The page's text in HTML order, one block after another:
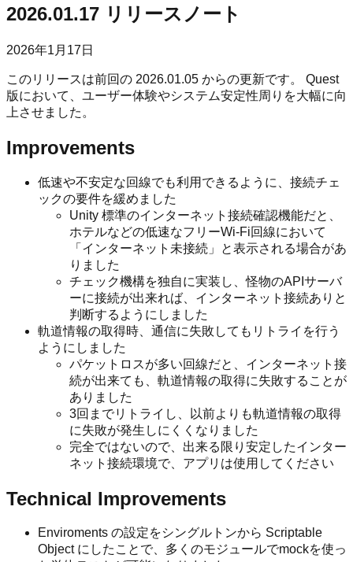
2026.01.17 リリースノート
2026年1月17日
このリリースは前回の 2026.01.05 からの更新です。 Quest
版において、ユーザー体験やシステム安定性周りを大幅に向
上させました。
Improvements
低速や不安定な回線でも利用できるように、接続チェ
ックの要件を緩めました
Unity 標準のインターネット接続確認機能だと、
ホテルなどの低速なフリーWi-Fi回線において
「インターネット未接続」と表示される場合があ
りました
チェック機構を独自に実装し、怪物のAPIサーバ
ーに接続が出来れば、インターネット接続ありと
判断するようにしました
軌道情報の取得時、通信に失敗してもリトライを行う
ようにしました
パケットロスが多い回線だと、インターネット接
続が出来ても、軌道情報の取得に失敗することが
ありました
3回までリトライし、以前よりも軌道情報の取得
に失敗が発生しにくくなりました
完全ではないので、出来る限り安定したインター
ネット接続環境で、アプリは使用してください
Technical Improvements
Enviroments の設定をシングルトンから Scriptable
Object にしたことで、多くのモジュールでmockを使っ